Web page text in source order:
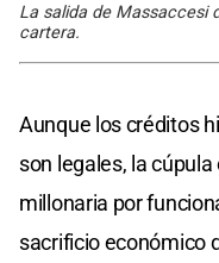
La salida de Massaccesi
cartera.
Aunque los créditos
son legales, la
millonaria por
sacrificio económico